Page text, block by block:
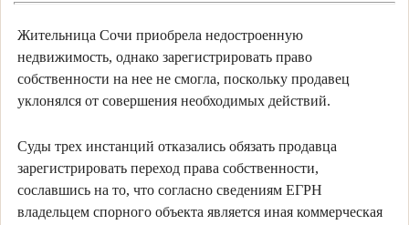
Жительница Сочи приобрела недостроенную
недвижимость, однако зарегистрировать право
собственности на нее не смогла, поскольку продавец
уклонялся от совершения необходимых действий.
Суды трех инстанций отказались обязать продавца
зарегистрировать переход права собственности,
сославшись на то, что согласно сведениям ЕГРН
владельцем спорного объекта является иная коммерческая